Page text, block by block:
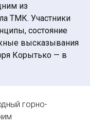
из
ТМК. Участники
состояние
высказывания
Корытько — в
горно-